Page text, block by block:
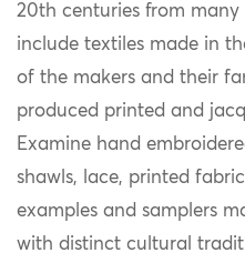
20th centuries from many
include textiles made in
of the makers and their
produced printed and
Examine hand
shawls, lace, printed
examples and samplers
with distinct cultural